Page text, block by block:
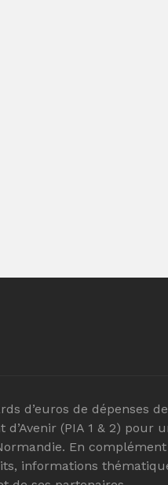
d’euros de dépenses de
(PIA 1 & 2) pour
En
informations